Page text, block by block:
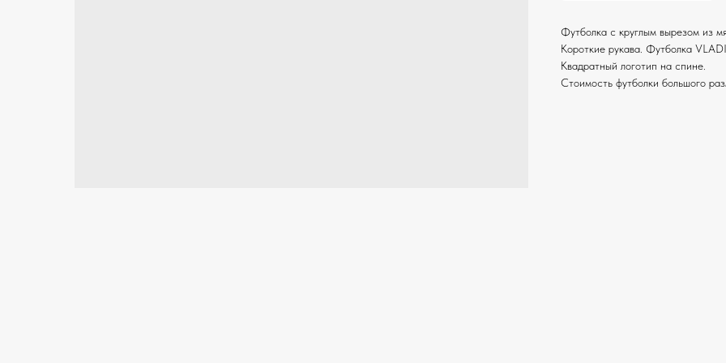
Футболка c круглым вырезом из
Короткие рукава. Футболка
Квадратный логотип на спине.
Стоимость футболки большого